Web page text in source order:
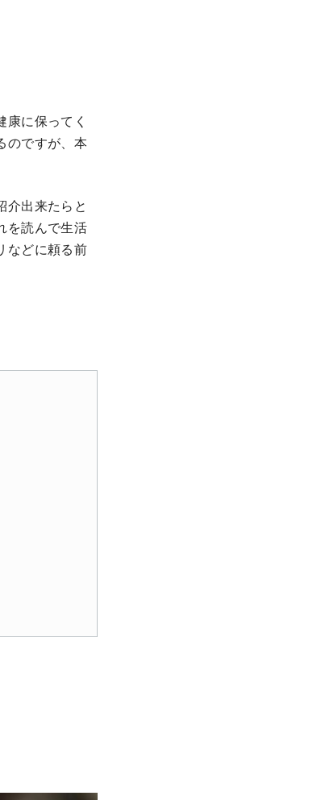
に保ってく
のですが、本
介出来たらと
を読んで生活
などに頼る前